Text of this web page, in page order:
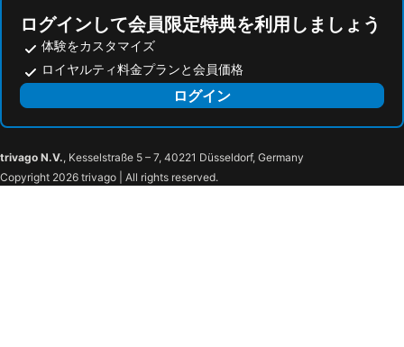
唐人町駅
西新駅
薬院駅
大宰府天満宮
姪浜駅
南福岡駅
眼鏡橋
ちりんちりんあいす
ログインして会員限定特典を利用しましょう
体験をカスタマイズ
ロイヤルティ料金プランと会員価格
ログイン
trivago N.V., Kesselstraße 5 – 7, 40221 Düsseldorf, Germany
Copyright 2026 trivago | All rights reserved.